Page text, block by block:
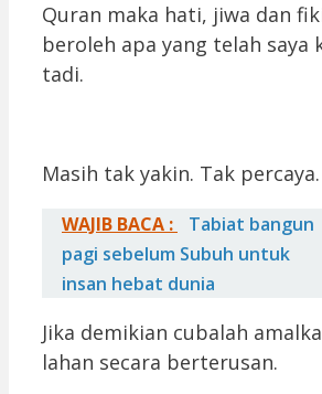
Quran maka hati, jiwa dan
beroleh apa yang telah saya
tadi.
Masih tak yakin. Tak percaya.
WAJIB BACA :
Tabiat bangun
pagi sebelum Subuh untuk
insan hebat dunia
Jika demikian cubalah
lahan secara berterusan.